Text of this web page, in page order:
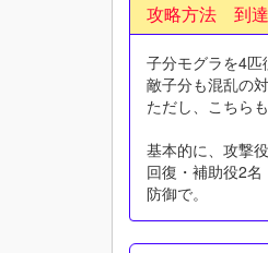
攻略方法 到達
子分モグラを4匹
敵子分も混乱の
ただし、こちら
基本的に、攻撃
回復・補助役2
防御で。